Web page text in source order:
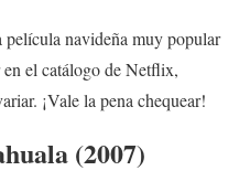
navideña muy popular
en el catálogo de Netflix,
¡Vale la pena chequear!
(2007)